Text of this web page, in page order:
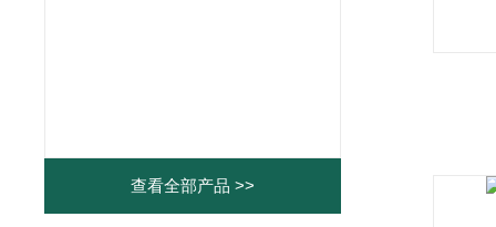
查看全部产品 >>